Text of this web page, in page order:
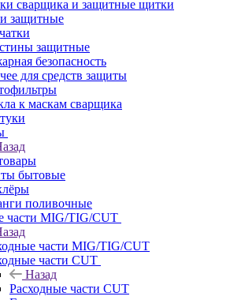
сварщика и защитные щитки
защитные
защитные
безопасность
для средств защиты
к маскам сварщика
бытовые
поливочные
части MIG/TIG/CUT
части MIG/TIG/CUT
части CUT
Назад
Расходные части CUT